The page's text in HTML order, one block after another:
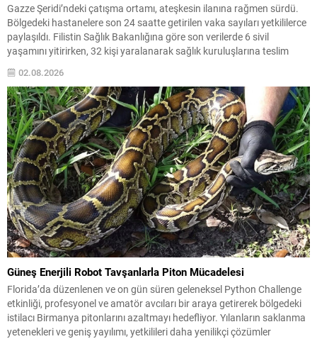
Gazze Şeridi’ndeki çatışma ortamı, ateşkesin ilanına rağmen sürdü.
Bölgedeki hastanelere son 24 saatte getirilen vaka sayıları yetkililerce
paylaşıldı. Filistin Sağlık Bakanlığına göre son verilerde 6 sivil
yaşamını yitirirken, 32 kişi yaralanarak sağlık kuruluşlarına teslim
yürürlüğe giren ateşkes anlaşmasından bu yana bildirilen...
02.08.2026
Güneş Enerjili Robot Tavşanlarla Piton Mücadelesi
Florida’da düzenlenen ve on gün süren geleneksel Python Challenge
etkinliği, profesyonel ve amatör avcıları bir araya getirerek bölgedeki
istilacı Birmanya pitonlarını azaltmayı hedefliyor. Yılanların saklanma
yetenekleri ve geniş yayılımı, yetkilileri daha yenilikçi çözümler